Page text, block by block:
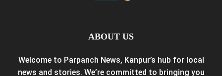
ABOUT US
Welcome to Parpanch News, Kanpur’s hub for local
news and stories. We’re committed to bringing you